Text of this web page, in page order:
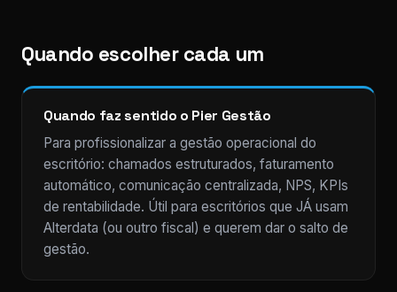
Quando escolher cada um
Quando faz sentido o Pier Gestão
Para profissionalizar a gestão operacional do
escritório: chamados estruturados, faturamento
automático, comunicação centralizada, NPS, KPIs
de rentabilidade. Útil para escritórios que JÁ usam
Alterdata (ou outro fiscal) e querem dar o salto de
gestão.